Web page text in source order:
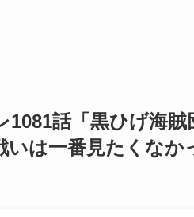
1081話「黒ひげ海
は一番見たくなか